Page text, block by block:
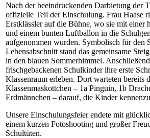
Nach der beeindruckenden Darbietung der
offizielle Teil der Einschulung. Frau Haase
Erstklässler auf die Bühne, wo sie mit einer
und einem bunten Luftballon in die
aufgenommen wurden. Symbolisch für den
Lebensabschnitt stand das gemeinsame
in den blauen Sommerhimmel.
frischgebackenen Schulkinder ihre erste
Klassenraum erleben. Dort warteten bereits
Klassenmaskottchen – 1a Pinguin, 1b
Erdmännchen – darauf, die Kinder
Unsere Einschulungsfeier endete mit
einem kurzen Fotoshooting und großer
Schultüten.